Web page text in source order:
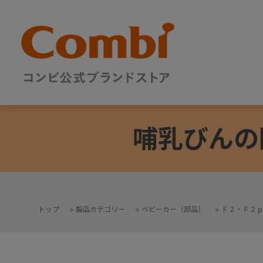
哺乳びん
トップ > 製品カテゴリー > ベビーカー（部品） > Ｆ２・Ｆ２